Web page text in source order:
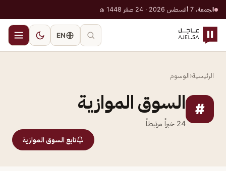
الجمعة، 7 أغسطس 2026 · 24 صفر 1448 هـ
EN
الرئيسية‹الوسوم
# السوق الموازية
24 خبراً مرتبطاً
تابع السوق الموازية